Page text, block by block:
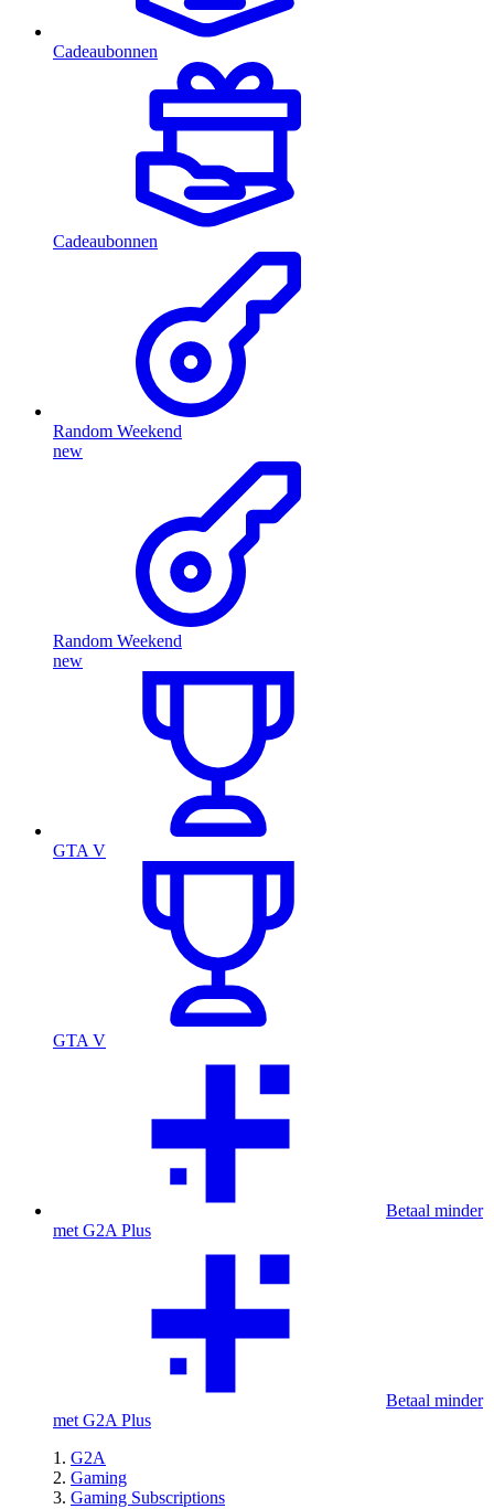
Cadeaubonnen
Cadeaubonnen
Random Weekend
new
Random Weekend
new
GTA V
GTA V
Betaal minder
met G2A Plus
Betaal minder
met G2A Plus
G2A
Gaming
Gaming Subscriptions